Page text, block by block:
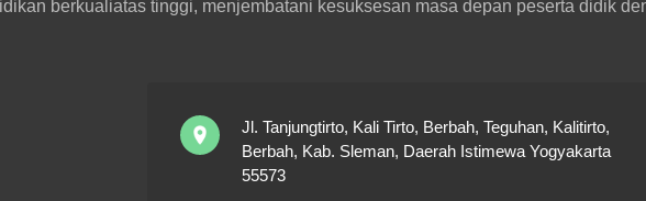
berkualiatas tinggi, menjembatani kesuksesan masa depan peserta didik
Jl. Tanjungtirto, Kali Tirto, Berbah, Teguhan, Kalitirto,
Berbah, Kab. Sleman, Daerah Istimewa Yogyakarta
55573